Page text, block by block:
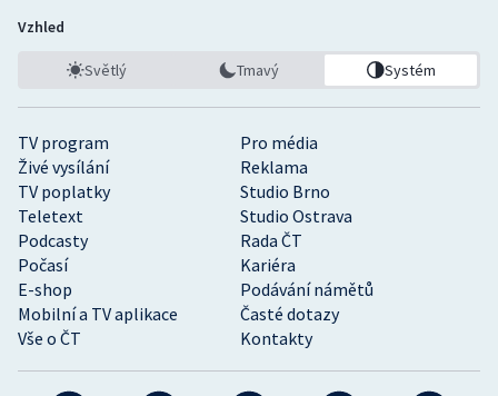
TV program
Pro média
Živé vysílání
Reklama
TV poplatky
Studio Brno
Teletext
Studio Ostrava
Podcasty
Rada ČT
Počasí
Kariéra
E-shop
Podávání námětů
Mobilní a TV aplikace
Časté dotazy
Vše o ČT
Kontakty
Vzhled
Světlý Tmavý Systém